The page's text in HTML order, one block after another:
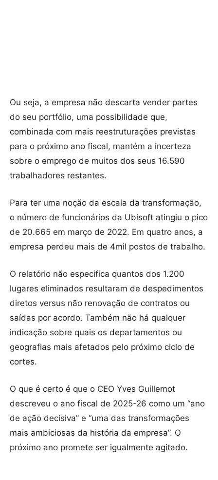
Ou seja, a empresa não descarta vender partes
do seu portfólio, uma possibilidade que,
combinada com mais reestruturações previstas
para o próximo ano fiscal, mantém a incerteza
sobre o emprego de muitos dos seus 16.590
trabalhadores restantes.
Para ter uma noção da escala da transformação,
o número de funcionários da Ubisoft atingiu o pico
de 20.665 em março de 2022. Em quatro anos, a
empresa perdeu mais de 4mil postos de trabalho.
O relatório não especifica quantos dos 1.200
lugares eliminados resultaram de despedimentos
diretos versus não renovação de contratos ou
saídas por acordo. Também não há qualquer
indicação sobre quais os departamentos ou
geografias mais afetados pelo próximo ciclo de
cortes.
O que é certo é que o CEO Yves Guillemot
descreveu o ano fiscal de 2025-26 como um “ano
de ação decisiva” e “uma das transformações
mais ambiciosas da história da empresa”. O
próximo ano promete ser igualmente agitado.